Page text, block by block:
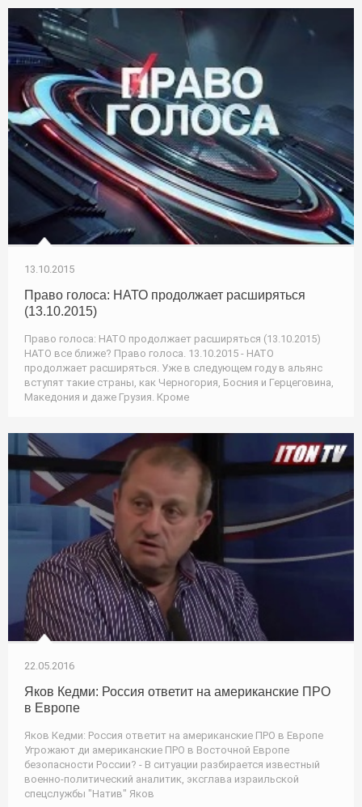
13.10.2015
Право голоса: НАТО продолжает расширяться
(13.10.2015)
Право голоса: НАТО продолжает расширяться (13.10.2015)
НАТО все ближе? Право голоса. 13.10.2015 - НАТО
продолжает расширяться. Уже в следующем году в альянс
вступят такие страны, как Черногория, Босния и Герцеговина,
Македония и даже Грузия. Кроме
22.05.2016
Яков Кедми: Россия ответит на американские ПРО
в Европе
Яков Кедми: Россия ответит на американские ПРО в Европе
Угрожают ди американские ПРО в Восточной Европе
безопасности России? - В ситуации разбирается известный
военно-политический аналитик, эксглава израильской
спецслужбы "Натив" Яков